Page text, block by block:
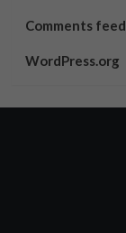
Comments feed
WordPress.org